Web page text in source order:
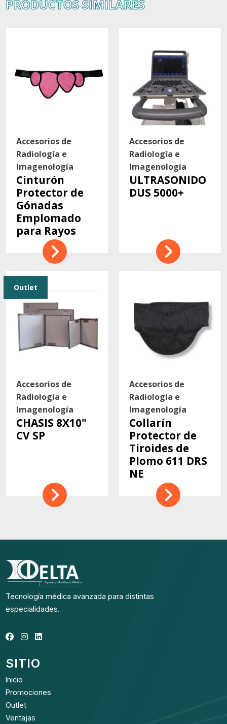
PRODUCTOS SIMILARES
Accesorios de
Radiología e
Imagenología
Cinturón
Protector de
Gónadas
Emplomado
para Rayos
Accesorios de
Radiología e
Imagenología
ULTRASONIDO
DUS 5000+
Accesorios de
Radiología e
Imagenología
CHASIS 8X10"
CV SP
Outlet
Accesorios de
Radiología e
Imagenología
Collarín
Protector de
Tiroides de
Plomo 611 DRS
NE
Tecnología médica avanzada para distintas
especialidades.
SITIO
Inicio
Promociones
Outlet
Ventajas